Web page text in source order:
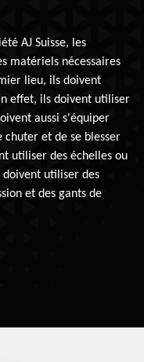
AJ Suisse, les
matériels nécessaires
lieu, ils doivent
effet, ils doivent utiliser
aussi s'équiper
et de se blesser
utiliser des échelles ou
doivent utiliser des
et des gants de